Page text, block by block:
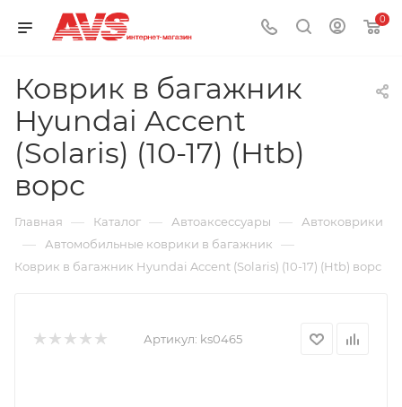
0
Коврик в багажник
Hyundai Accent
(Solaris) (10-17) (Htb)
ворс
Главная — Каталог — Автоаксессуары — Автоковрики
— Автомобильные коврики в багажник —
Коврик в багажник Hyundai Accent (Solaris) (10-17) (Htb) ворс
Артикул: ks0465